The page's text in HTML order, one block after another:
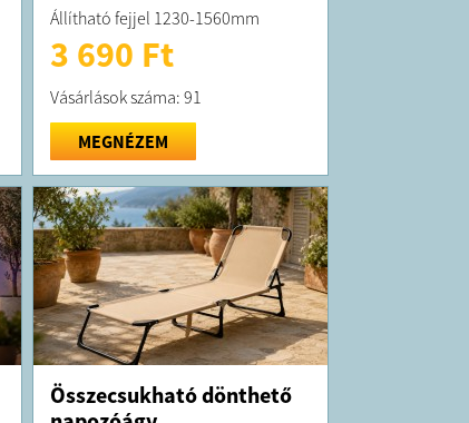
Állítható fejjel 1230-1560mm
3 690 Ft
Vásárlások száma: 91
MEGNÉZEM
Összecsukható dönthető